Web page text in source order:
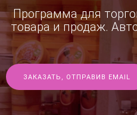
Программа для
товара и продаж.
ЗАКАЗАТЬ, ОТПРАВИВ EMAIL